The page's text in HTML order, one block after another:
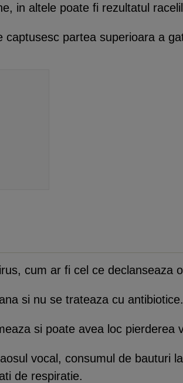
in altele poate fi rezultatul
partea superioara a
cum ar fi cel ce declanseaza
si nu se trateaza cu antibiotice.
si poate avea loc pierderea
vocal, consumul de bauturi
de respiratie.